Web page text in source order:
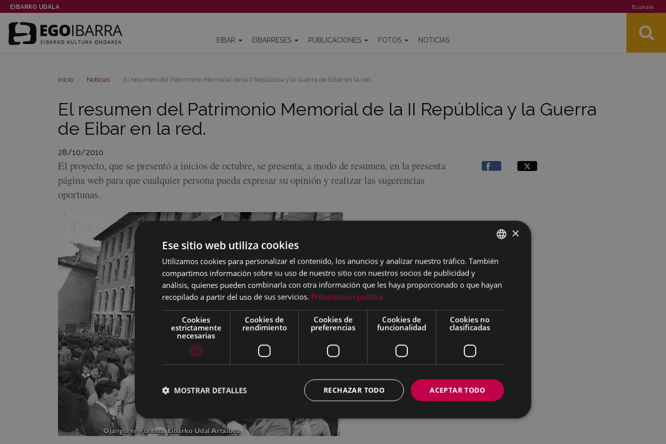
EIBARKO UDALA Euskara
EIBAR EIBARRESES PUBLICACIONES FOTOS NOTICIAS
Inicio Noticias El resumen del Patrimonio Memorial de la II República y la Guerra de Eibar en la red.
El resumen del Patrimonio Memorial de la II República y la Guerra
de Eibar en la red.
28/10/2010
El proyecto, que se presentó a inicios de octubre, se presenta, a modo de resumen, en la presenta
página web para que cualquier persona pueda expresar su opinión y realizar las sugerencias
oportunas.
BASQUE
×
Ese sitio web utiliza cookies
Utilizamos cookies para personalizar el contenido, los anuncios y analizar nuestro tráfico. También
compartimos información sobre su uso de nuestro sitio con nuestros socios de publicidad y
análisis, quienes pueden combinarla con otra información que les haya proporcionado o que hayan
recopilado a partir del uso de sus servicios. Pribatutasun-politika
Cookies
estrictamente
necesarias
Cookies de
rendimiento
Cookies de
preferencias
Cookies de
funcionalidad
Cookies no
clasificadas
ACEPTAR TODO
RECHAZAR TODO
MOSTRAR DETALLES